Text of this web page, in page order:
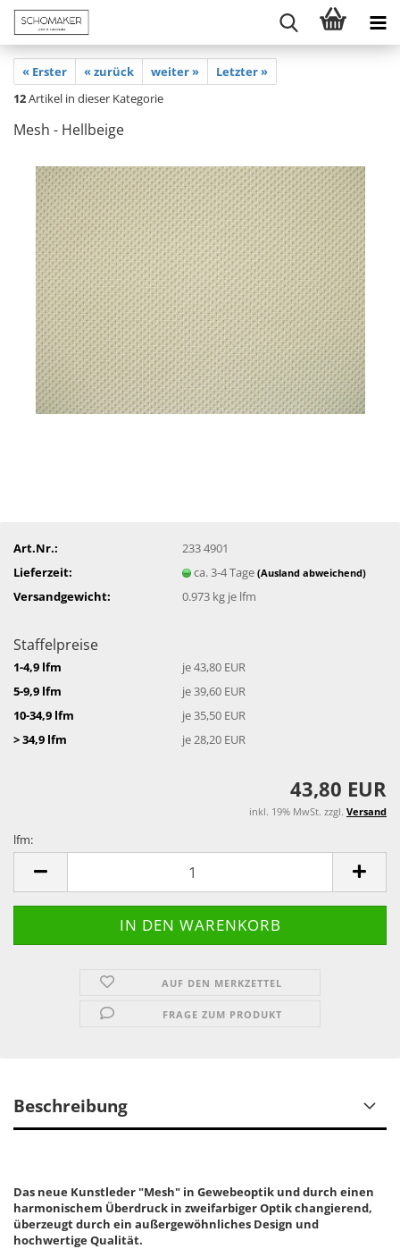
« Erster « zurück weiter »
Letzter »
12Artikel in dieser Kategorie
Mesh - Hellbeige
Art.Nr.:
233 4901
Lieferzeit:
ca. 3-4 Tage(Ausland abweichend)
Versandgewicht: 0.973 kg je lfm
Staffelpreise
1-4,9 lfm
je 43,80 EUR
5-9,9 lfm
je 39,60 EUR
10-34,9 lfm
je 35,50 EUR
> 34,9 lfm
je 28,20 EUR
43,80 EUR
inkl. 19% MwSt. zzgl. Versand
lfm:
AUF DEN MERKZETTEL
FRAGE ZUM PRODUKT
Beschreibung
Das neue Kunstleder "Mesh" in Gewebeoptik und durch einen
harmonischem Überdruck in zweifarbiger Optik changierend,
überzeugt durch ein außergewöhnliches Design und
hochwertige Qualität.